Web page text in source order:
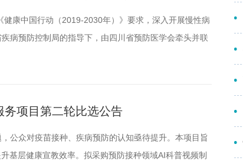
康中国行动（2019-2030年）》要求，深入开展慢性病
病预防控制局的指导下，由四川省预防医学会牵头并联
省内医疗卫生单位，拟于2025年10月中下旬在成都举
务项目第二轮比选公告
公众对疫苗接种、疾病预防的认知亟待提升。本项目旨
基层健康宣教效率。拟采购预防接种领域AI科普视频制